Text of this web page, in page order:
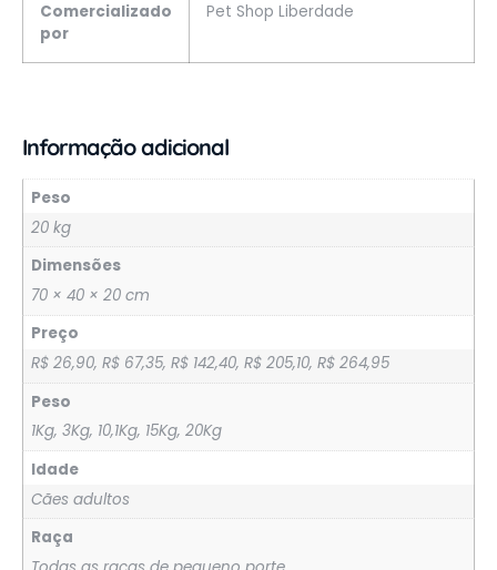
Comercializado
por
Pet Shop Liberdade
Informação adicional
Peso
20 kg
Dimensões
70 × 40 × 20 cm
Preço
R$ 26,90, R$ 67,35, R$ 142,40, R$ 205,10, R$ 264,95
Peso
1Kg, 3Kg, 10,1Kg, 15Kg, 20Kg
Idade
Cães adultos
Raça